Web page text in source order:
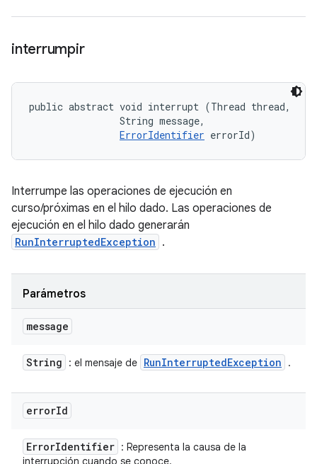
interrumpir
public abstract void interrupt (Thread thread,
                String message,
ErrorIdentifier errorId)
Interrumpe las operaciones de ejecución en
curso/próximas en el hilo dado. Las operaciones de
ejecución en el hilo dado generarán
RunInterruptedException .
Parámetros
message
String : el mensaje de RunInterruptedException .
errorId
ErrorIdentifier : Representa la causa de la
interrupción cuando se conoce.